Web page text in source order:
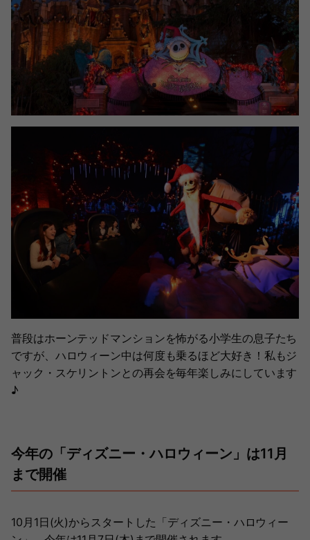
普段はホーンテッドマンションを怖がる小学生の息子たち
ですが、ハロウィーン中は何度も乗るほど大好き！私もジ
ャック・スケリントンとの再会を毎年楽しみにしています
♪
今年の「ディズニー・ハロウィーン」は11月
まで開催
10月1日(火)からスタートした「ディズニー・ハロウィー